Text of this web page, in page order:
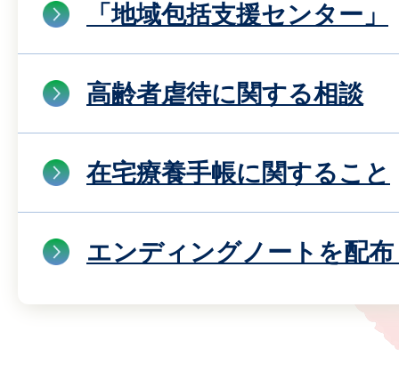
「地域包括支援センター」
高齢者虐待に関する相談
在宅療養手帳に関すること
エンディングノートを配